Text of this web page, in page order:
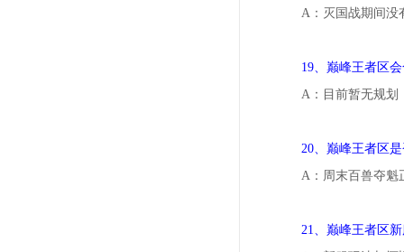
A：灭国战期间没
19、巅峰王者区
A：目前暂无规划
20、巅峰王者区
A：周末百兽夺魁
21、巅峰王者区